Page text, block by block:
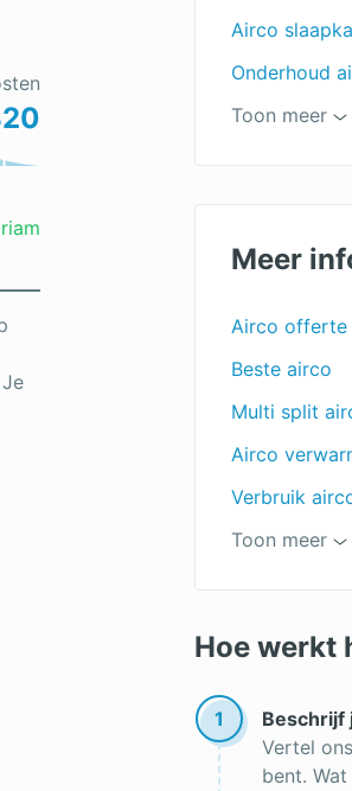
Airco
Onderhoud
Airco
Toon meer
Meer
Airco offerte
Beste airco
Multi split
Airco
Verbruik
Plafond airco
Airco
Airco kopen
Toon meer
Hoe werkt
1
Beschrijf
Vertel
bent.